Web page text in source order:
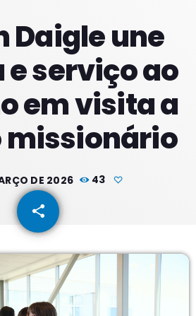
Daigle une
serviço ao
em visita a
missionário
DE 2026 43
share
email